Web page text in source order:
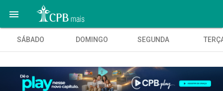

SÁBADO DOMINGO SEGUNDA